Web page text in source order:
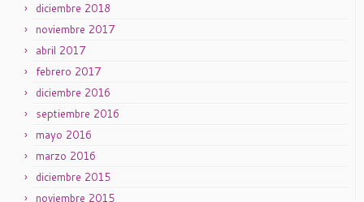
diciembre 2018
noviembre 2017
abril 2017
febrero 2017
diciembre 2016
septiembre 2016
mayo 2016
marzo 2016
diciembre 2015
noviembre 2015